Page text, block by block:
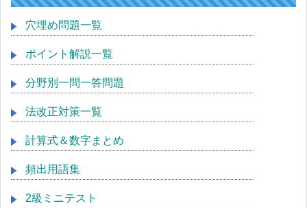
穴埋め問題一覧
ポイント解説一覧
分野別一問一答問題
法改正対策一覧
計算式＆数字まとめ
頻出用語集
2級ミニテスト